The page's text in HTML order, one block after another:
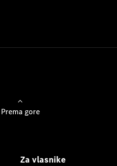
Prema gore
Za vlasnike